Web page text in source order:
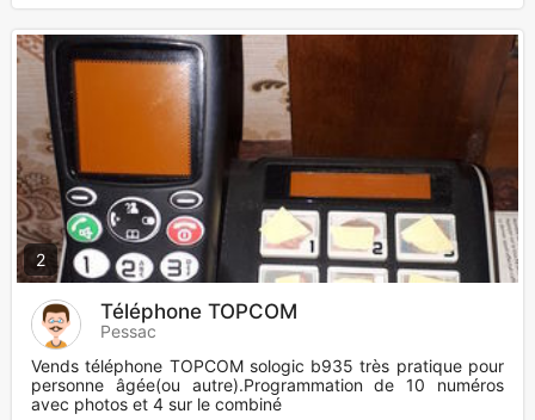
2
Téléphone TOPCOM
Pessac
Vends téléphone TOPCOM sologic b935 très pratique pour
personne âgée(ou autre).Programmation de 10 numéros
avec photos et 4 sur le combiné